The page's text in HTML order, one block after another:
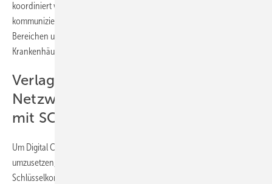
koordiniert werden können, indem die Geräte miteinander
kommunizieren. Das Konzept der digitalen Decke wird bereits in vielen
Bereichen umgesetzt, vor allem in Bürogebäuden, Ladengeschäften,
Krankenhäusern und Bildungseinrichtungen.
Verlagerung der
Netzwerkinfrastruktur in die Decke
mit SCPs und SOs
Um Digital Ceiling so flexibel, einfach und effizient wie möglich
umzusetzen, sind abgehängte Decken die ideale Wahl.
Schlüsselkomponenten hierbei sind die sogenannten „Service